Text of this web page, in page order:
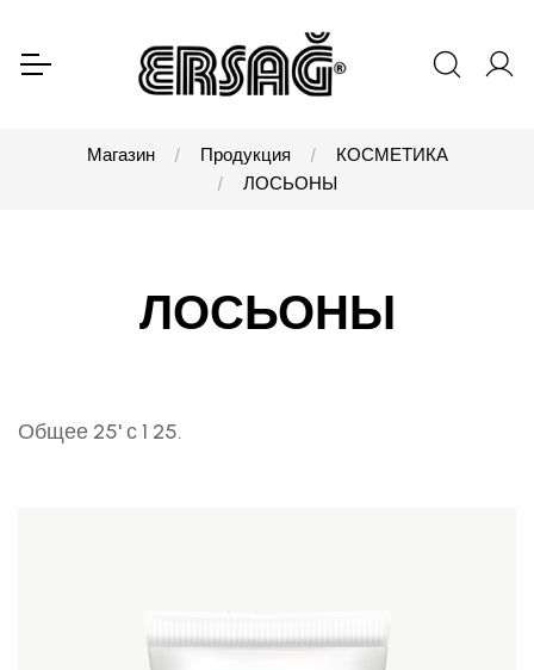
Магазин Продукция
КОСМЕТИКА
ЛОСЬОНЫ
ЛОСЬОНЫ
Общее 25' с 1 25.